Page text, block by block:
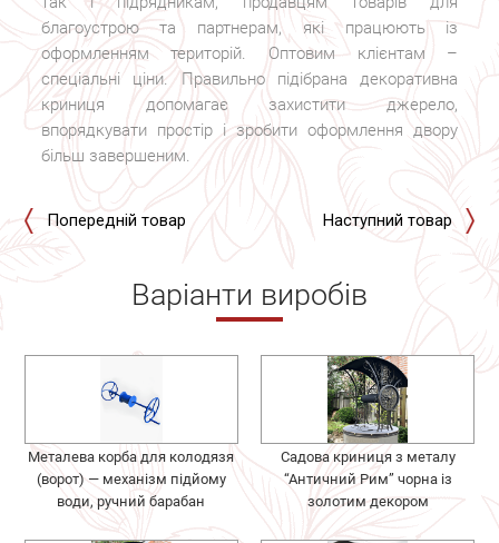
благоустрою та партнерам, які працюють із
оформленням територій. Оптовим клієнтам –
спеціальні ціни. Правильно підібрана декоративна
криниця допомагає захистити джерело,
впорядкувати простір і зробити оформлення двору
більш завершеним.
Попередній товар Наступний товар
Варіанти виробів
Металева корба для колодязя
(ворот) — механізм підйому
води, ручний барабан
Садова криниця з металу
“Античний Рим” чорна із
золотим декором